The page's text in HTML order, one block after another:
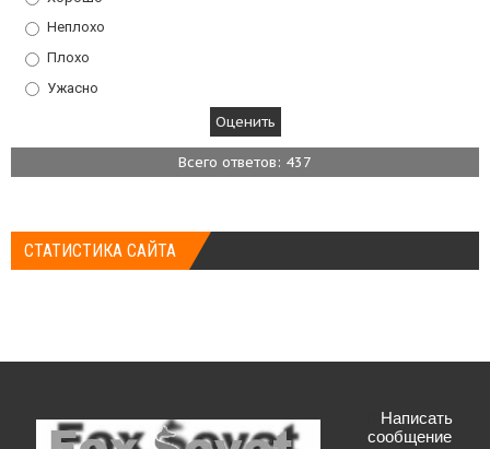
Неплохо
Плохо
Ужасно
Всего ответов: 437
СТАТИСТИКА САЙТА
Написать
сообщение